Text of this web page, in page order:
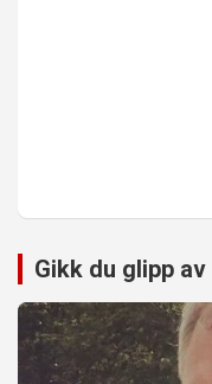
Gikk du glipp